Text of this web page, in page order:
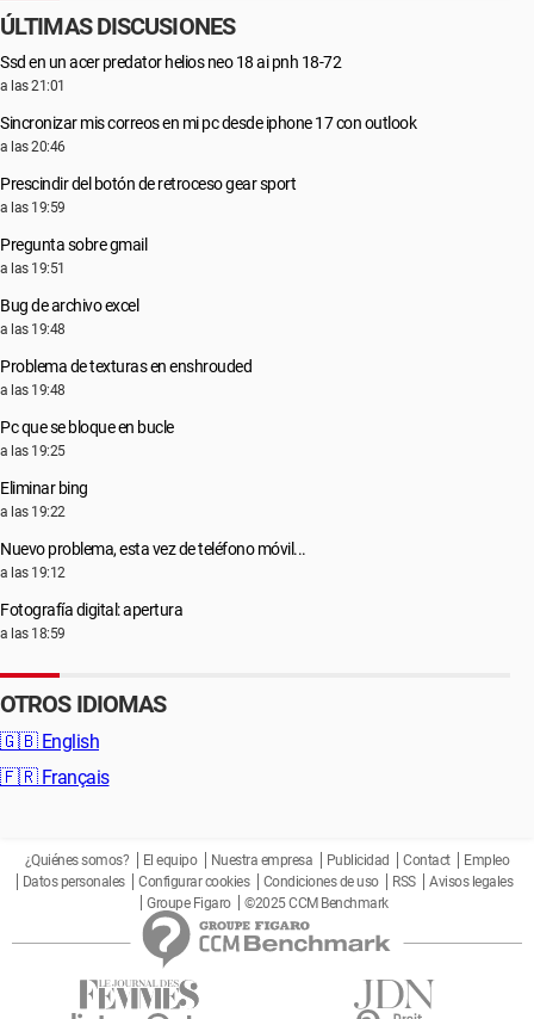
ÚLTIMAS DISCUSIONES
Ssd en un acer predator helios neo 18 ai pnh 18-72
a las 21:01
Sincronizar mis correos en mi pc desde iphone 17 con outlook
a las 20:46
Prescindir del botón de retroceso gear sport
a las 19:59
Pregunta sobre gmail
a las 19:51
Bug de archivo excel
a las 19:48
Problema de texturas en enshrouded
a las 19:48
Pc que se bloque en bucle
a las 19:25
Eliminar bing
a las 19:22
Nuevo problema, esta vez de teléfono móvil...
a las 19:12
Fotografía digital: apertura
a las 18:59
OTROS IDIOMAS
🇬🇧 English
🇫🇷 Français
¿Quiénes somos? El equipo Nuestra empresa Publicidad Contact
Empleo
Datos personales
Configurar cookies Condiciones de uso RSS
Avisos legales
Groupe Figaro
©2025 CCM Benchmark